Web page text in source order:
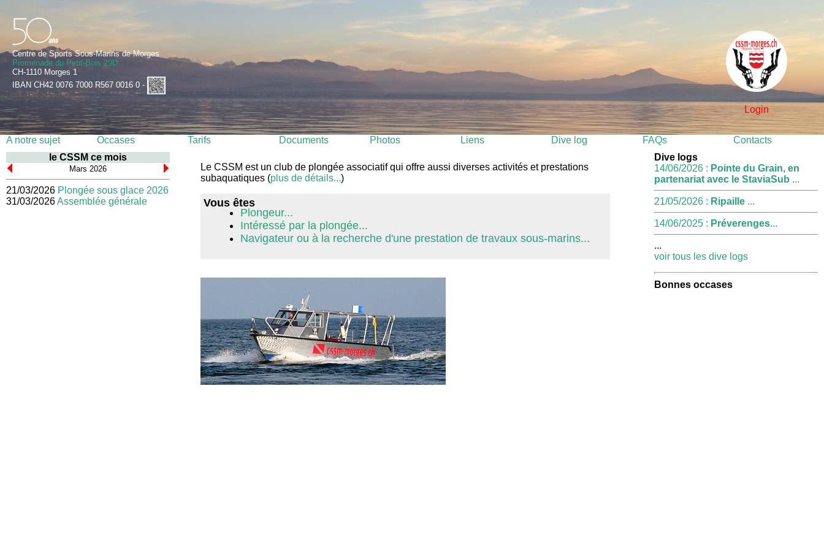
Centre de Sports Sous-Marins de Morges
Promenade du Petit-Bois 29D
CH-1110 Morges 1
IBAN CH42 0076 7000 R567 0016 0 -
Login
A notre sujet Occases Tarifs Documents Photos Liens Dive log FAQs
Contacts
le CSSM ce mois
Mars 2026
21/03/2026 Plongée sous glace 2026
31/03/2026Assemblée générale
Le CSSM est un club de plongée associatif qui offre aussi diverses activités et prestations
subaquatiques (plus de détails...)
Vous êtes
Plongeur...
Intéressé par la plongée...
Navigateur ou à la recherche d'une prestation de travaux sous-marins...
Dive logs
14/06/2026 : Pointe du Grain, en
partenariat avec le StaviaSub ...
21/05/2026 : Ripaille ...
14/06/2025 : Préverenges...
...
voir tous les dive logs
Bonnes occases